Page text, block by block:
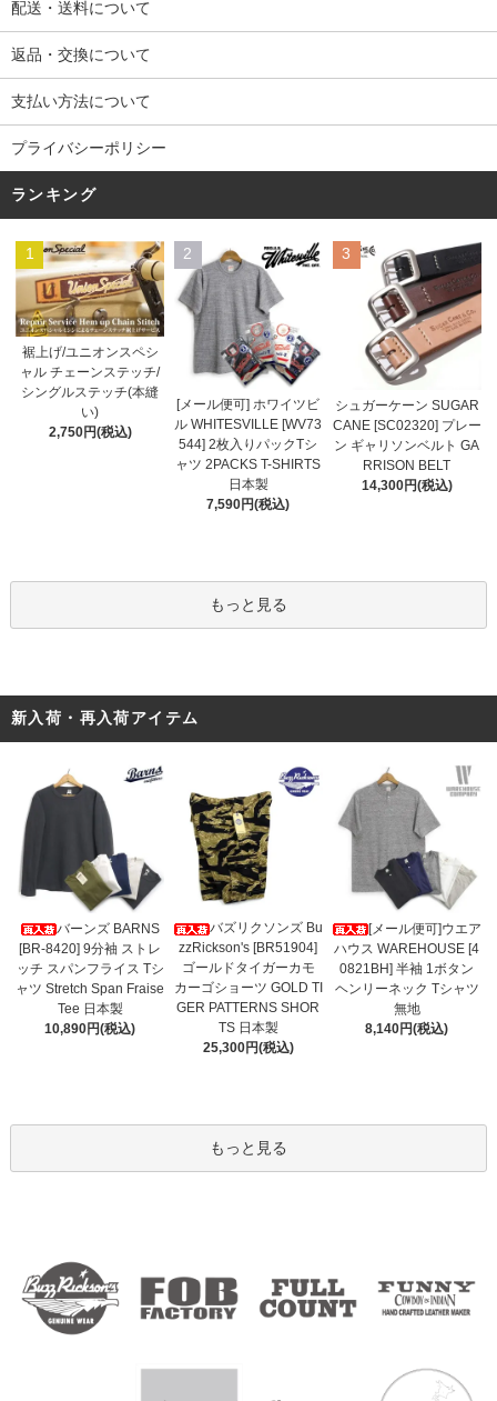
配送・送料について
返品・交換について
支払い方法について
プライバシーポリシー
ランキング
1
裾上げ/ユニオンスペシ
ャル チェーンステッチ/
シングルステッチ(本縫
い)
2,750円(税込)
2
[メール便可] ホワイツビ
ル WHITESVILLE [WV73
544] 2枚入りパックTシ
ャツ 2PACKS T-SHIRTS
日本製
7,590円(税込)
3
シュガーケーン SUGAR
CANE [SC02320] プレー
ン ギャリソンベルト GA
RRISON BELT
14,300円(税込)
もっと見る
新入荷・再入荷アイテム
バーンズ BARNS
[BR-8420] 9分袖 ストレ
ッチ スパンフライス Tシ
ャツ Stretch Span Fraise
Tee 日本製
10,890円(税込)
バズリクソンズ Bu
zzRickson's [BR51904]
ゴールドタイガーカモ
カーゴショーツ GOLD TI
GER PATTERNS SHOR
TS 日本製
25,300円(税込)
[メール便可]ウエア
ハウス WAREHOUSE [4
0821BH] 半袖 1ボタン
ヘンリーネック Tシャツ
無地
8,140円(税込)
もっと見る